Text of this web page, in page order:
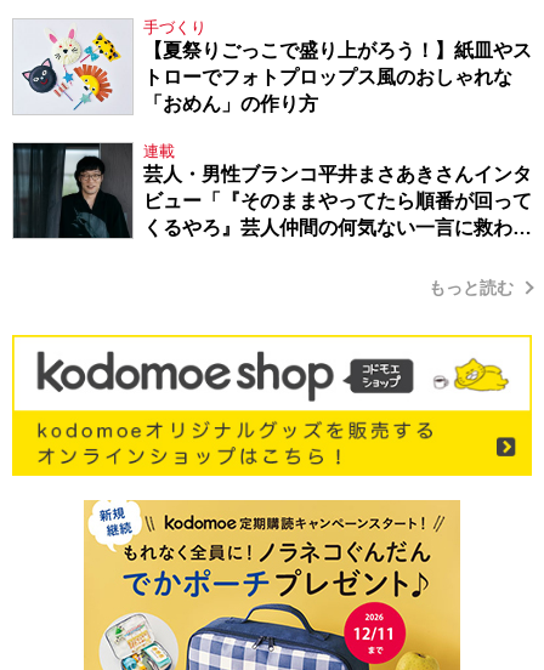
手づくり
【夏祭りごっこで盛り上がろう！】紙皿やス
トローでフォトプロップス風のおしゃれな
「おめん」の作り方
連載
芸人・男性ブランコ平井まさあきさんインタ
ビュー「『そのままやってたら順番が回って
くるやろ』芸人仲間の何気ない一言に救われ
もっと読む